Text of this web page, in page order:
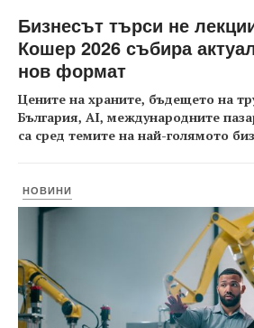
Бизнесът търси не
Кошер 2026 събира
нов формат
Цените на храните, бъдещето на
България, AI, международните
са сред темите на най-голямото
НОВИНИ